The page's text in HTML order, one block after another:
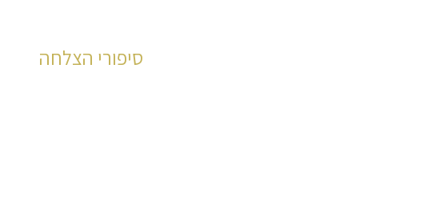
סיפורי הצלחה